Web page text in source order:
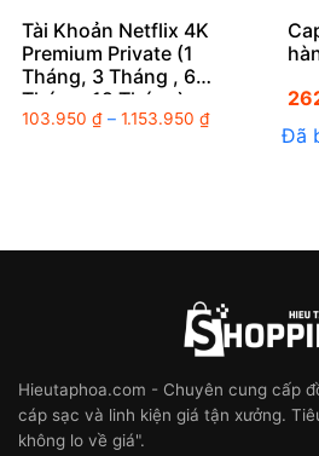
Tài Khoản Netflix 4K
Premium Private (1
Tháng, 3 Tháng , 6
Tháng, 12 Tháng)
103.950 ₫ – 1.153.950 ₫Khoảng
Đã
Hieutaphoa.com - Chuyên cung cấp
cáp sạc và linh kiện giá tận xưởng.
không lo về giá".